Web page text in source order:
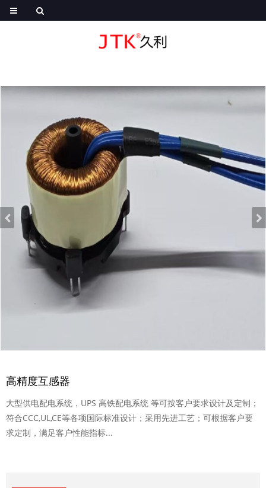
高精度互感器
大型供电配电系统，UPS 高铁配电系统 等可按客户要求设计及定制；
符合CCC,UL,CE等各项国际标准设计；采用先进工艺；可根据客户要
求定制，满足客户性能指标...